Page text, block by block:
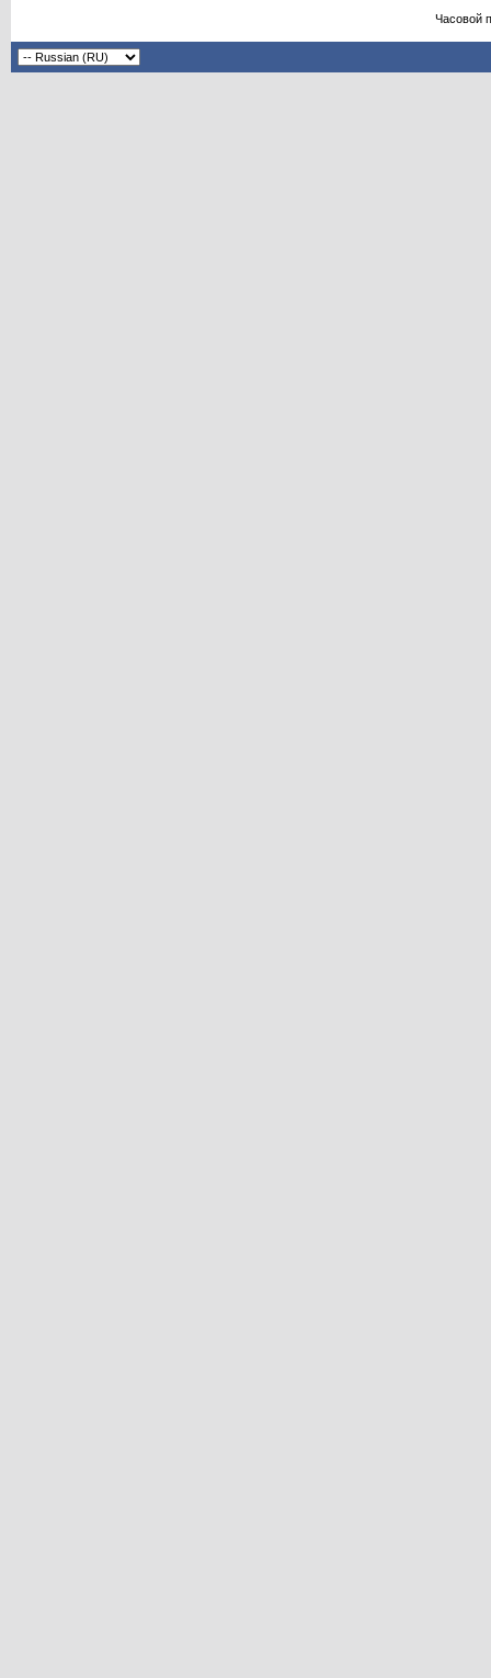
Часовой